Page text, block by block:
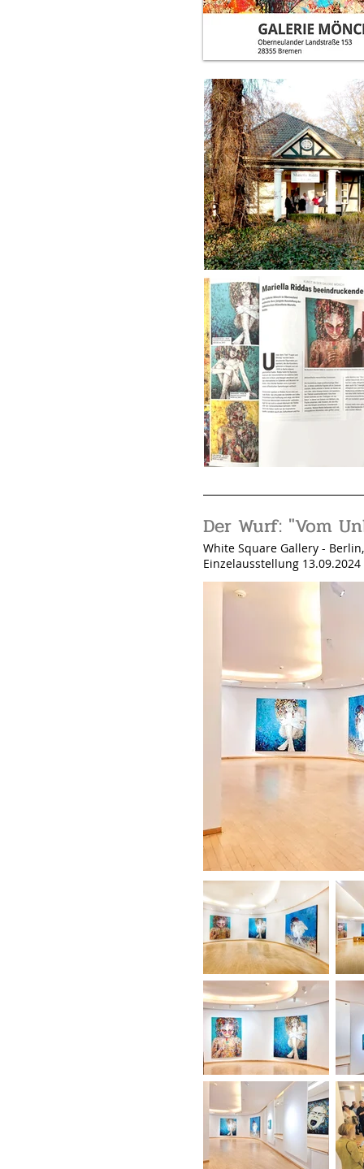
Der Wurf: "Vom
White Square Gallery -
Einzelausstellung 13.09.2024